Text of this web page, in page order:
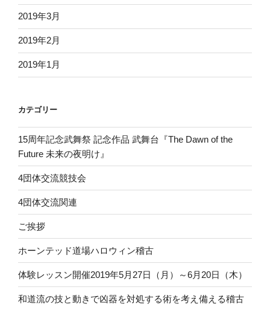
2019年3月
2019年2月
2019年1月
カテゴリー
15周年記念武舞祭 記念作品 武舞台『The Dawn of the
Future 未来の夜明け』
4団体交流競技会
4団体交流関連
ご挨拶
ホーンテッド道場ハロウィン稽古
体験レッスン開催2019年5月27日（月）～6月20日（木）
和道流の技と動きで凶器を対処する術を考え備える稽古